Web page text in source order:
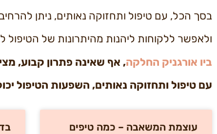
בסך הכל, עם טיפול ותחזוקה נאותים, ניתן
ולאפשר ללקוחות ליהנות מהיתרונות של
ביו אורגניק החלקה, אף שאינה פתרון קבוע,
עם טיפול ותחזוקה נאותים, השפעות הטיפול
עוצמת המשאבה – כמה טיפים